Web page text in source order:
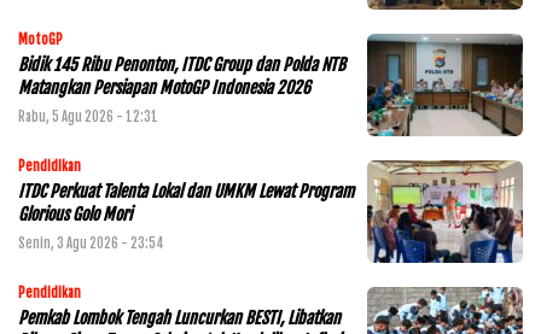
MotoGP
Bidik 145 Ribu Penonton, ITDC Group dan Polda NTB
Matangkan Persiapan MotoGP Indonesia 2026
Rabu, 5 Agu 2026 - 12:31
Pendidikan
ITDC Perkuat Talenta Lokal dan UMKM Lewat Program
Glorious Golo Mori
Senin, 3 Agu 2026 - 23:54
Pendidikan
Pemkab Lombok Tengah Luncurkan BESTI, Libatkan